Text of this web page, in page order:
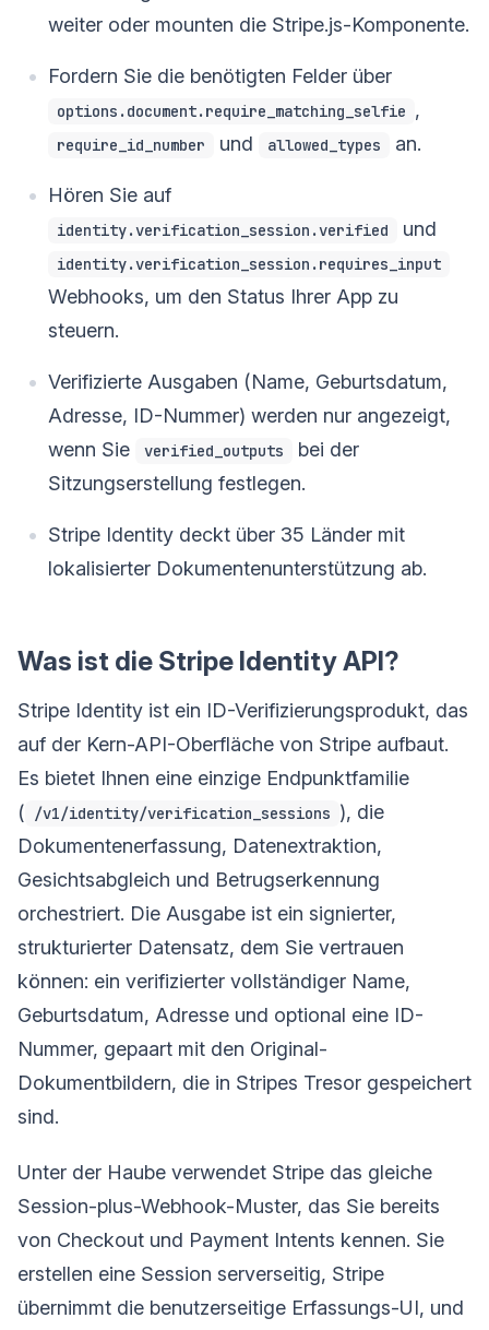
weiter oder mounten die Stripe.js-Komponente.
Fordern Sie die benötigten Felder über
options.document.require_matching_selfie ,
require_id_number und allowed_types an.
Hören Sie auf
identity.verification_session.verified und
identity.verification_session.requires_input
Webhooks, um den Status Ihrer App zu
steuern.
Verifizierte Ausgaben (Name, Geburtsdatum,
Adresse, ID-Nummer) werden nur angezeigt,
wenn Sie
verified_outputs
bei der
Sitzungserstellung festlegen.
Stripe Identity deckt über 35 Länder mit
lokalisierter Dokumentenunterstützung ab.
Was ist die Stripe Identity API?
Stripe Identity ist ein ID-Verifizierungsprodukt, das
auf der Kern-API-Oberfläche von Stripe aufbaut.
Es bietet Ihnen eine einzige Endpunktfamilie
( /v1/identity/verification_sessions ), die
Dokumentenerfassung, Datenextraktion,
Gesichtsabgleich und Betrugserkennung
orchestriert. Die Ausgabe ist ein signierter,
strukturierter Datensatz, dem Sie vertrauen
können: ein verifizierter vollständiger Name,
Geburtsdatum, Adresse und optional eine ID-
Nummer, gepaart mit den Original-
Dokumentbildern, die in Stripes Tresor gespeichert
sind.
Unter der Haube verwendet Stripe das gleiche
Session-plus-Webhook-Muster, das Sie bereits
von Checkout und Payment Intents kennen. Sie
erstellen eine Session serverseitig, Stripe
übernimmt die benutzerseitige Erfassungs-UI, und